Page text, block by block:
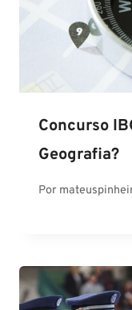
Concurso
Geografia?
Por